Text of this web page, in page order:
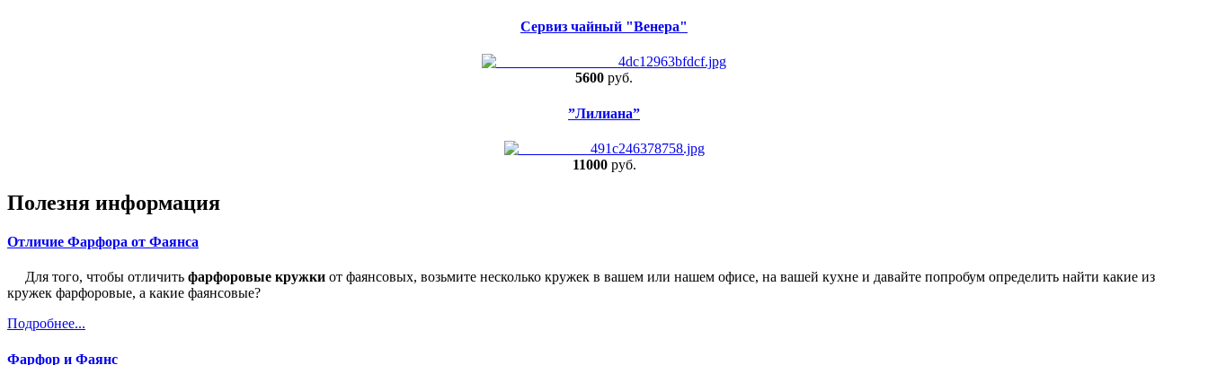
Сервиз чайный "Венера"
5600 руб.
”Лилиана”
11000руб.
Полезня информация
Отличие Фарфора от Фаянса
Для того, чтобы отличить фарфоровые кружки от фаянсовых, возьмите несколько кружек в вашем или нашем офисе, на вашей кухне и давайте попробум определить найти какие из
кружек фарфоровые, а какие фаянсовые?
Подробнее...
Фарфор и Фаянс